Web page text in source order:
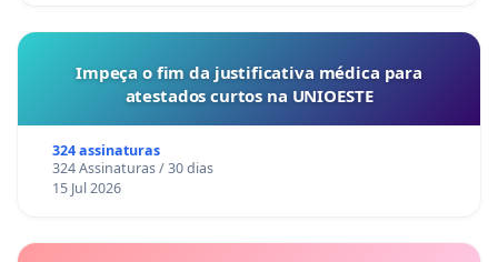
Impeça o fim da justificativa médica para
atestados curtos na UNIOESTE
324 assinaturas
324 Assinaturas / 30 dias
15 Jul 2026